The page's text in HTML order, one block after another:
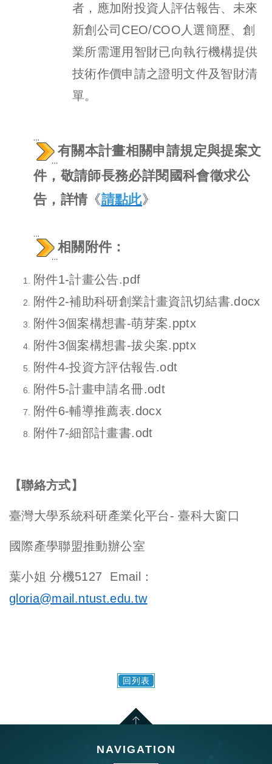
者，應加附投資人評估報告、未來
新創公司CEO/COO人選簡歷、創
業所需運用智財已向執行機構提供
技術作價申請之證明文件及智財清
單。
有關本計畫相關申請規定與提案文
件，敬請師長務必詳閱國科會徵求公
告，詳情《請點此》
相關附件 ：
附件1-計畫公告.pdf
附件2-補助科研創業計畫資訊切結書.docx
附件3個案構想書-萌芽案.pptx
附件3個案構想書-拔尖案.pptx
附件4-投資方評估報告.odt
附件5-計畫申請名冊.odt
附件6-輔導推薦表.docx
附件7-細部計畫書.odt
【聯絡方式】
臺灣大學系統科研產業化平台- 臺科大窗口
國際產學聯盟推動辦公室
葉小姐 分機5127 Email：
gloria@mail.ntust.edu.tw
回列表
NAVIGATION